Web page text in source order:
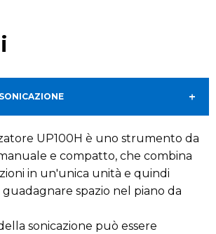
UP100H è uno strumento da
e compatto, che combina
in un'unica unità e quindi
spazio nel piano da
sonicazione può essere